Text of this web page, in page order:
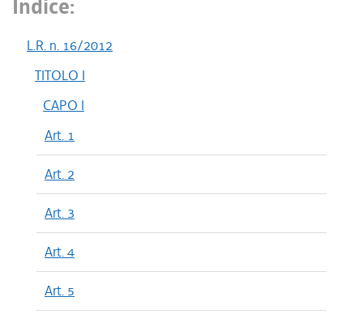
Indice:
L.R. n. 16/2012
TITOLO I
CAPO I
Art. 1
Art. 2
Art. 3
Art. 4
Art. 5